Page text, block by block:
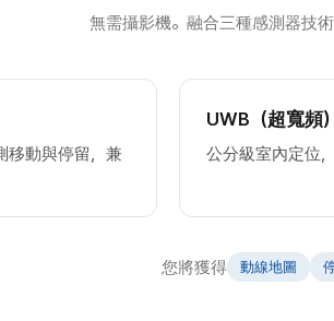
無需攝影機。融合三種感測器技
移動與停留，兼
UWB（超寬頻）
公分級室內定位
您將獲得 動線地圖